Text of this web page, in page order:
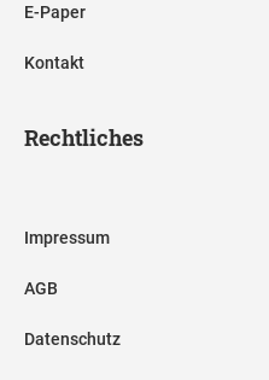
E-Paper
Kontakt
Rechtliches
Impressum
AGB
Datenschutz